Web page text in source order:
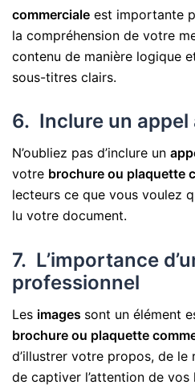
commerciale est importante
la compréhension de votre
contenu de manière logique
sous-titres clairs.
6. Inclure un appel
N’oubliez pas d’inclure un
votre brochure ou plaquette
lecteurs ce que vous voulez
lu votre document.
7. L’importance
professionnel
Les images sont un élément
brochure ou plaquette
d’illustrer votre propos, de
de captiver l’attention de